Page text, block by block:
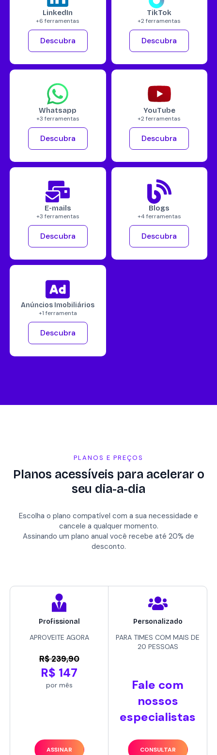
LinkedIn
+6 ferramentas
Descubra
TikTok
+2 ferramentas
Descubra
Whatsapp
+3 ferramentas
Descubra
YouTube
+2 ferramentas
Descubra
E-mails
+3 ferramentas
Descubra
Blogs
+4 ferramentas
Descubra
Anúncios Imobiliários
+1 ferramenta
Descubra
PLANOS E PREÇOS
Planos acessíveis para acelerar o
seu dia-a-dia
Escolha o plano compatível com a sua necessidade e
cancele a qualquer momento.
Assinando um plano anual você recebe até 20% de
desconto.
Profissional
APROVEITE AGORA
R$ 239,90
R$ 147
por mês
Personalizado
PARA TIMES COM MAIS DE
20 PESSOAS
Fale com
nossos
especialistas
ASSINAR CONSULTAR